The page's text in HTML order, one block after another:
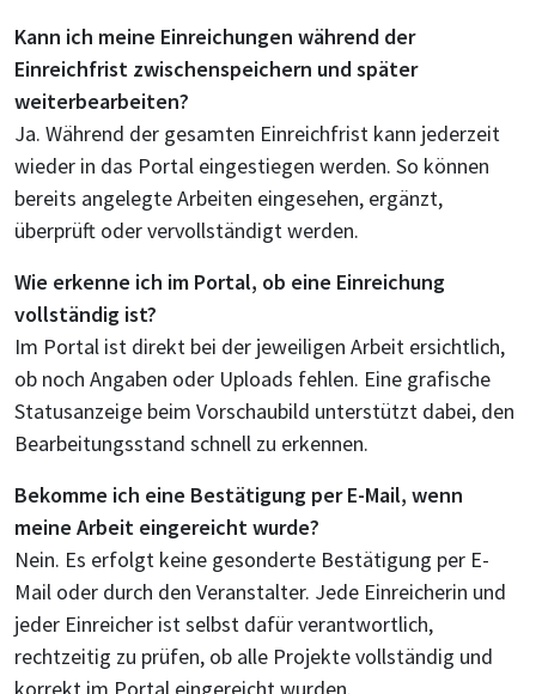
Kann ich meine Einreichungen während der
Einreichfrist zwischenspeichern und später
weiterbearbeiten?
Ja. Während der gesamten Einreichfrist kann jederzeit
wieder in das Portal eingestiegen werden. So können
bereits angelegte Arbeiten eingesehen, ergänzt,
überprüft oder vervollständigt werden.
Wie erkenne ich im Portal, ob eine Einreichung
vollständig ist?
Im Portal ist direkt bei der jeweiligen Arbeit ersichtlich,
ob noch Angaben oder Uploads fehlen. Eine grafische
Statusanzeige beim Vorschaubild unterstützt dabei, den
Bearbeitungsstand schnell zu erkennen.
Bekomme ich eine Bestätigung per E-Mail, wenn
meine Arbeit eingereicht wurde?
Nein. Es erfolgt keine gesonderte Bestätigung per E-
Mail oder durch den Veranstalter. Jede Einreicherin und
jeder Einreicher ist selbst dafür verantwortlich,
rechtzeitig zu prüfen, ob alle Projekte vollständig und